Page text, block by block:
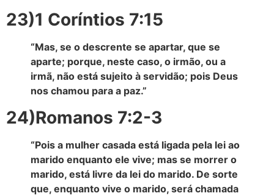
23)1 Coríntios 7:15
“Mas, se o descrente se apartar, que se
aparte; porque, neste caso, o irmão, ou a
irmã, não está sujeito à servidão; pois Deus
nos chamou para a paz.”
24)Romanos 7:2-3
“Pois a mulher casada está ligada pela lei ao
marido enquanto ele vive; mas se morrer o
marido, está livre da lei do marido. De sorte
que, enquanto vive o marido, será chamada